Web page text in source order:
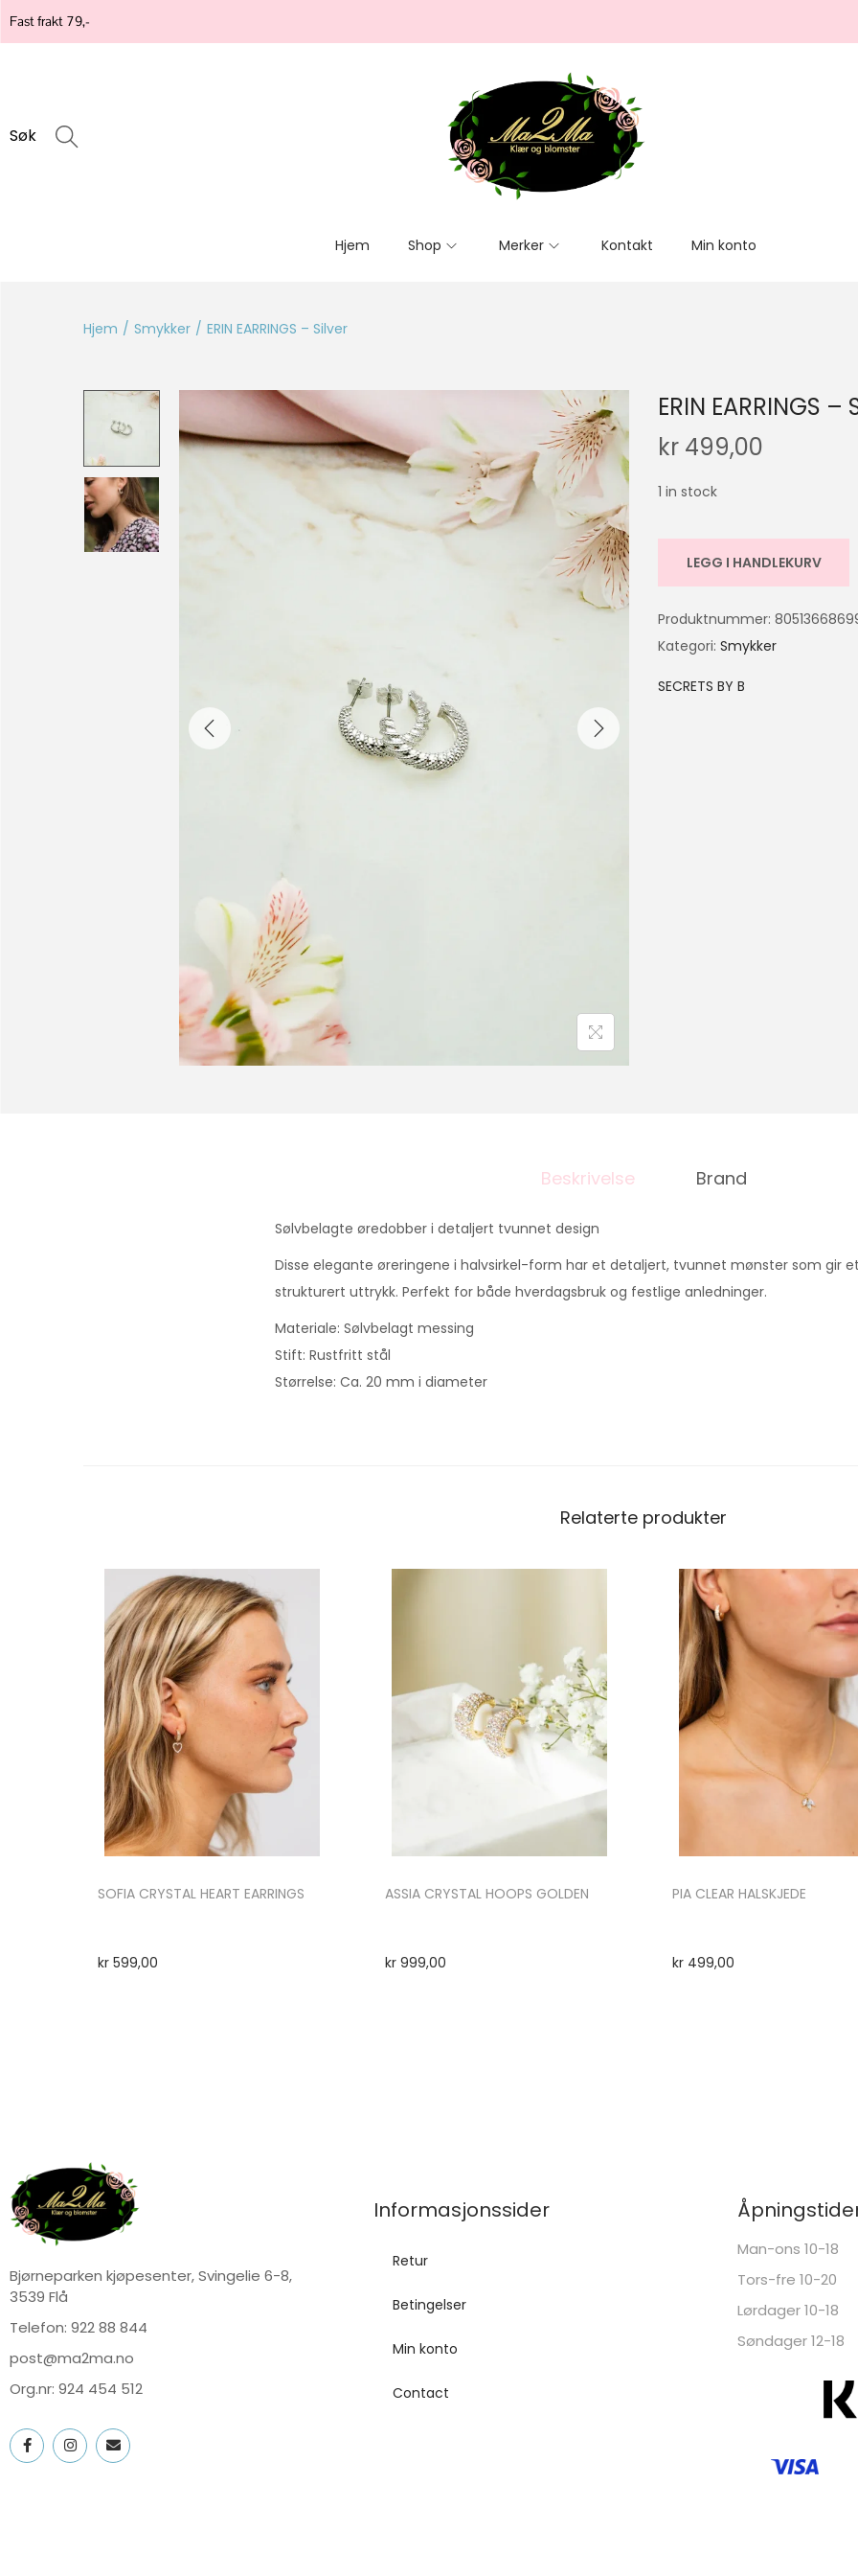
Fast frakt 79,-
Søk
Hjem Shop Merker Kontakt Min konto
Hjem / Smykker / ERIN EARRINGS – Silver
ERIN EARRINGS –
kr 499,00
1 in stock
LEGG I HANDLEKURV
Produktnummer:
Kategori: Smykker
SECRETS BY B
Beskrivelse Brand
Sølvbelagte øredobber i detaljert tvunnet design
Disse elegante øreringene i halvsirkel-form har et detaljert, tvunnet mønster som gir
strukturert uttrykk. Perfekt for både hverdagsbruk og festlige anledninger.
Materiale: Sølvbelagt messing
Stift: Rustfritt stål
Størrelse: Ca. 20 mm i diameter
Relaterte produkter
SOFIA CRYSTAL HEART EARRINGS
kr 599,00
ASSIA CRYSTAL HOOPS GOLDEN
kr999,00
PIA CLEAR HALSKJEDE
kr499,00
Bjørneparken kjøpesenter, Svingelie 6-8,
3539 Flå
Telefon: 922 88 844
post@ma2ma.no
Org.nr: 924 454 512
Informasjonssider
Retur
Betingelser
Min konto
Contact
Man-ons 10-18
Tors-fre 10-20
Lørdager 10-18
Søndager 12-18